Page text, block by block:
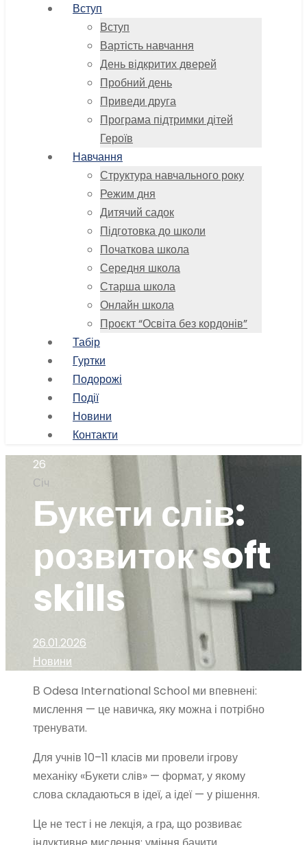
Вступ
Вступ
Вартість навчання
День відкритих дверей
Пробний день
Приведи друга
Програма підтримки дітей
Героїв
Навчання
Структура навчального року
Режим дня
Дитячий садок
Підготовка до школи
Початкова школа
Середня школа
Старша школа
Онлайн школа
Проєкт “Освіта без кордонів”
Табір
Гуртки
Подорожі
Події
Новини
Контакти
26
Січ
Букети слів:
розвиток soft
skills
26.01.2026
Новини
В Odesa International School ми впевнені:
мислення — це навичка, яку можна і потрібно
тренувати.
Для учнів 10–11 класів ми провели ігрову
механіку «Букети слів» — формат, у якому
слова складаються в ідеї, а ідеї — у рішення.
Це не тест і не лекція, а гра, що розвиває